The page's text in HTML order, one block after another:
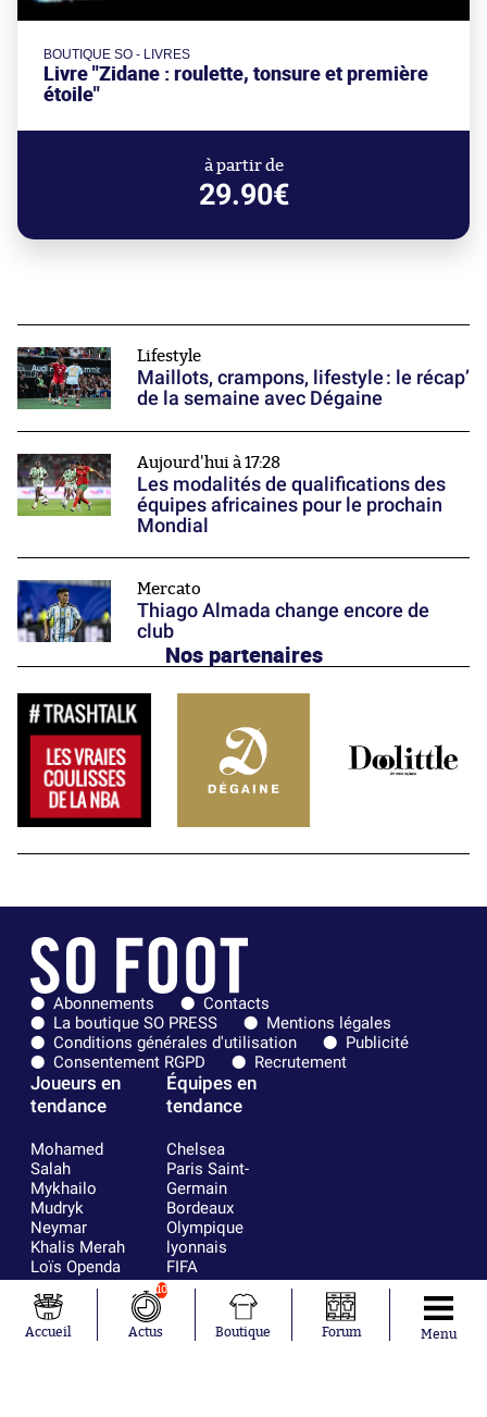
BOUTIQUE SO - LIVRES
Livre "Zidane : roulette, tonsure et première
étoile"
à partir de
29.90€
Lifestyle
Maillots, crampons, lifestyle : le récap’
de la semaine avec Dégaine
Aujourd'hui à 17:28
Les modalités de qualifications des
équipes africaines pour le prochain
Mondial
Mercato
Thiago Almada change encore de
club
Nos partenaires
Abonnements
Contacts
La boutique SO PRESS
Mentions légales
Conditions générales d'utilisation
Publicité
Consentement RGPD
Recrutement
Joueurs en
tendance
Mohamed
Salah
Mykhailo
Mudryk
Neymar
Khalis Merah
Loïs Openda
Moussa
Niakhaté
Nicolás
Tagliafico
Équipes en
tendance
Chelsea
Paris Saint-
Germain
Bordeaux
Olympique
lyonnais
FIFA
Real Madrid
RC Strasbourg
AC Milan
France
Accueil
10
Actus Boutique Forum Menu